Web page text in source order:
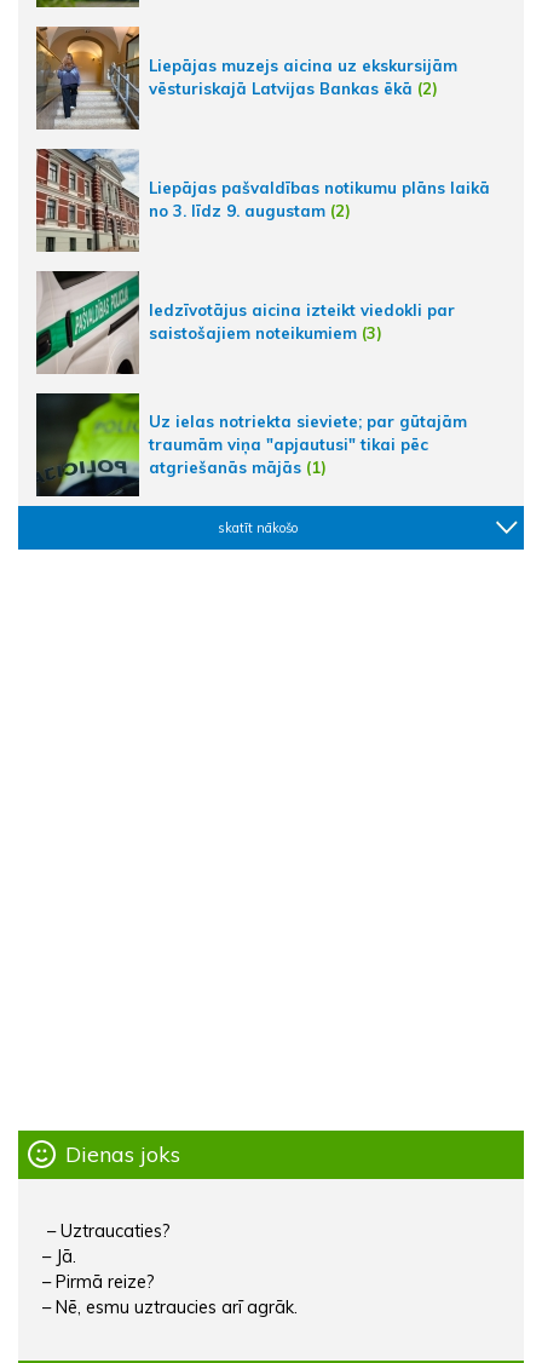
Liepājas muzejs aicina uz ekskursijām
vēsturiskajā Latvijas Bankas ēkā (2)
Liepājas pašvaldības notikumu plāns laikā
no 3. līdz 9. augustam (2)
Iedzīvotājus aicina izteikt viedokli par
saistošajiem noteikumiem (3)
Uz ielas notriekta sieviete; par gūtajām
traumām viņa "apjautusi" tikai pēc
atgriešanās mājās (1)
skatīt nākošo
Dienas joks
– Uztraucaties?
– Jā.
– Pirmā reize?
– Nē, esmu uztraucies arī agrāk.